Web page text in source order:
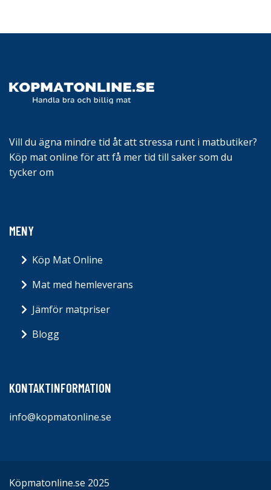
Vill du ägna mindre tid åt att stressa runt i matbutiker?
Köp mat online för att få mer tid till saker som du
tycker om
MENY
Köp Mat Online
Mat med hemleverans
Jämför matpriser
Blogg
KONTAKTINFORMATION
info@kopmatonline.se
Köpmatonline.se 2025